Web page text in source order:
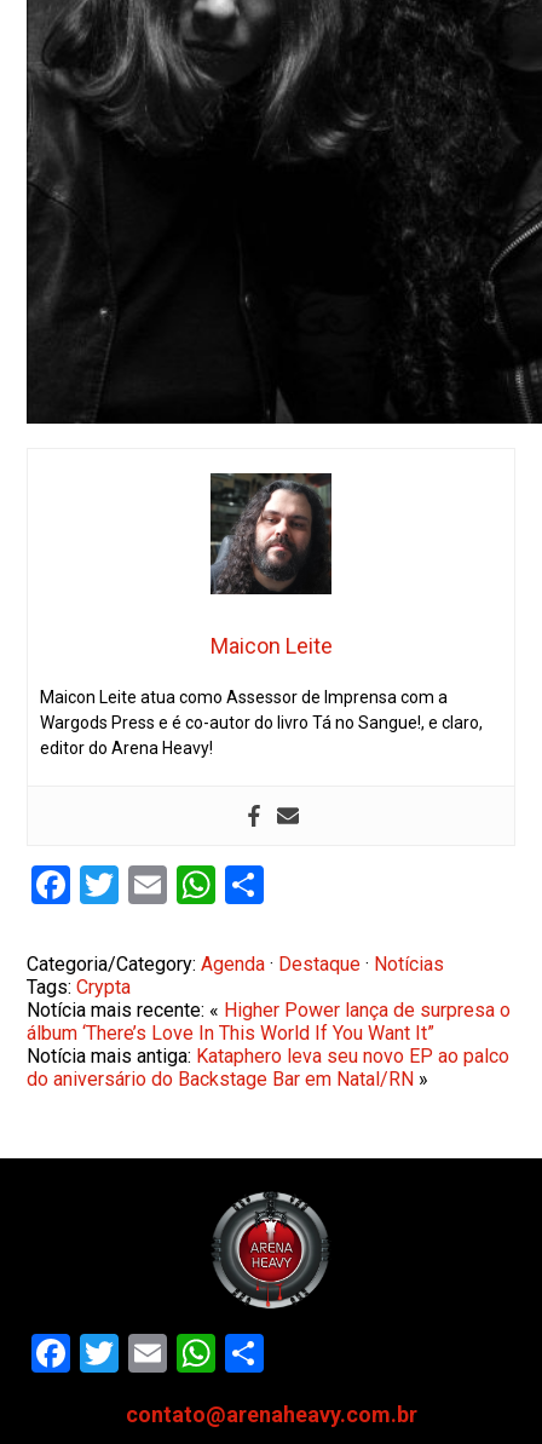
Maicon Leite
Maicon Leite atua como Assessor de Imprensa com a
Wargods Press e é co-autor do livro Tá no Sangue!, e claro,
editor do Arena Heavy!
Facebook
Twitter
EmailWhatsApp
Categoria/Category:Agenda · Destaque · Notícias
Tags:Crypta
Notícia mais recente: « Higher Power lança de surpresa o
álbum ‘There’s Love In This World If You Want It”
Notícia mais antiga: Kataphero leva seu novo EP ao palco
do aniversário do Backstage Bar em Natal/RN »
Facebook
Twitter
EmailWhatsApp
contato@arenaheavy.com.br